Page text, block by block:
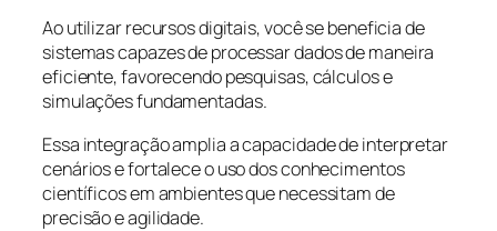
Ao utilizar recursos digitais, você se beneficia de
sistemas capazes de processar dados de maneira
eficiente, favorecendo pesquisas, cálculos e
simulações fundamentadas.
Essa integração amplia a capacidade de interpretar
cenários e fortalece o uso dos conhecimentos
científicos em ambientes que necessitam de
precisão e agilidade.